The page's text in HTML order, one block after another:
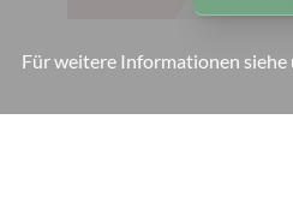
Für weitere Informationen siehe